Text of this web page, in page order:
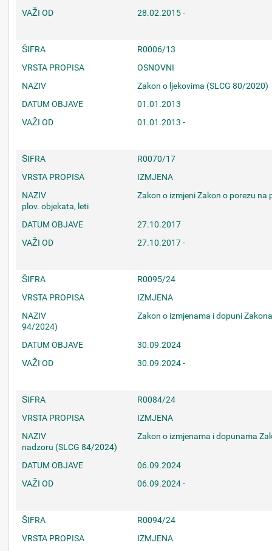
VAŽI OD
28.02.2015 -
ŠIFRA
R0006/13
VRSTA PROPISA
OSNOVNI
NAZIV
Zakon o ljekovima (SLCG 80/2020)
DATUM OBJAVE
01.01.2013
VAŽI OD
01.01.2013 -
ŠIFRA
R0070/17
VRSTA PROPISA
IZMJENA
NAZIV
Zakon o izmjeni Zakon o porezu
plov. objekata, leti
DATUM OBJAVE
27.10.2017
VAŽI OD
27.10.2017 -
ŠIFRA
R0095/24
VRSTA PROPISA
IZMJENA
NAZIV
Zakon o izmjenama i dopuni
94/2024)
DATUM OBJAVE
30.09.2024
VAŽI OD
30.09.2024 -
ŠIFRA
R0084/24
VRSTA PROPISA
IZMJENA
NAZIV
Zakon o izmjenama i dopunama
nadzoru (SLCG 84/2024)
DATUM OBJAVE
06.09.2024
VAŽI OD
06.09.2024 -
ŠIFRA
R0094/24
VRSTA PROPISA
IZMJENA